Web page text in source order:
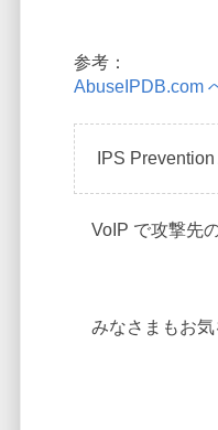
参考：
AbuseIPDB.com
IPS Prevention
VoIP で攻撃先
みなさまもお気